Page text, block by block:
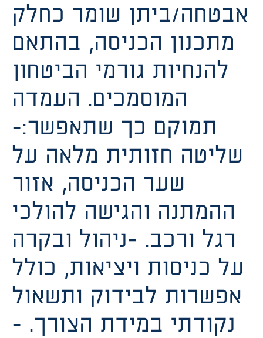
אבטחה/ביתן שומר כחלק
מתכנון הכניסה, בהתאם
להנחיות גורמי הביטחון
המוסמכים. העמדה
תמוקם כך שתאפשר:-
שליטה חזותית מלאה על
שער הכניסה, אזור
ההמתנה והגישה להולכי
רגל ורכב. -ניהול ובקרה
על כניסות ויציאות, כולל
אפשרות לבידוק ותשאול
נקודתי במידת הצורך. -